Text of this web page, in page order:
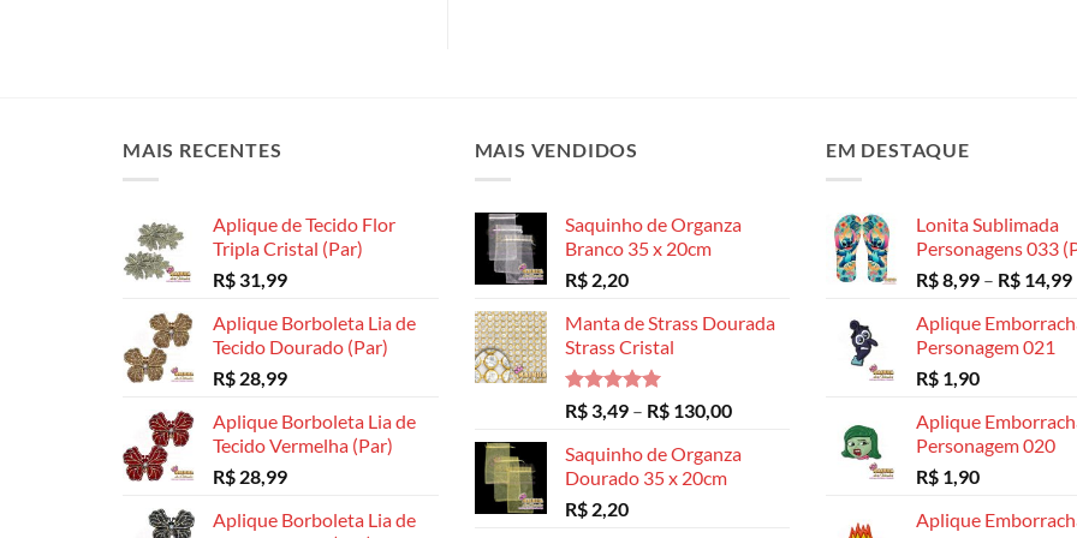
MAIS RECENTES
Aplique de Tecido Flor
Tripla Cristal (Par)
R$ 31,99
Aplique Borboleta Lia de
Tecido Dourado (Par)
R$ 28,99
Aplique Borboleta Lia de
Tecido Vermelha (Par)
R$ 28,99
Aplique Borboleta Lia de
MAIS VENDIDOS
Saquinho de Organza
Branco 35 x 20cm
R$2,20
Manta de Strass Dourada
Strass Cristal
Avaliação
5.00
de 5
R$3,49 – R$130,00Faixa
preço:
Saquinho de Organza
Dourado 35 x 20cm
R$2,20
EM DESTAQUE
Lonita Sublimada
Personagens 033
R$8,99 – R$ 14,99
Aplique
Personagem 021
R$ 1,90
Aplique
Personagem 020
R$ 1,90
Aplique